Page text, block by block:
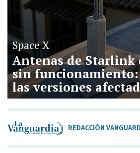
Space X
Antenas de Starlink
sin funcionamiento:
las versiones
REDACCIÓN